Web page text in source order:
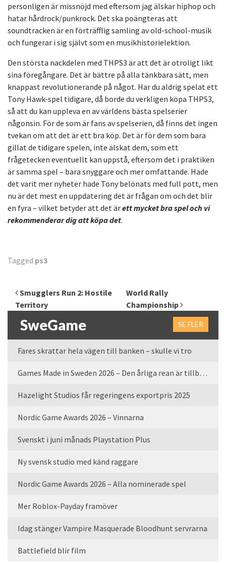
personligen är missnöjd med eftersom jag älskar hiphop och
hatar hårdrock/punkrock. Det ska poängteras att
soundtracken är en förträfflig samling av old-school-musik
och fungerar i sig självt som en musikhistorielektion.
Den största nackdelen med THPS3 är att det är otroligt likt
sina föregångare. Det är bättre på alla tänkbara sätt, men
knappast revolutionerande på något. Har du aldrig spelat ett
Tony Hawk-spel tidigare, då borde du verkligen köpa THPS3,
så att du kan uppleva en av världens bästa spelserier
någonsin. För de som är fans av spelserien, då finns det ingen
tvekan om att det är ett bra köp. Det är för dem som bara
gillat de tidigare spelen, inte älskat dem, som ett
frågetecken eventuellt kan uppstå, eftersom det i praktiken
är samma spel – bara snyggare och mer omfattande. Hade
det varit mer nyheter hade Tony belönats med full pott, men
nu är det mest en uppdatering det är frågan om och det blir
en fyra – vilket betyder att det ärett mycket bra spel och vi
rekommenderar dig att köpa det.
Tagged ps3
Inläggsnavigering
Smugglers Run 2: Hostile
Territory
World Rally
Championship
SweGame SE FLER
Fares skrattar hela vägen till banken – skulle vi tro
Games Made in Sweden 2026 – Den årliga rean är tillbaka
Hazelight Studios får regeringens exportpris 2025
Nordic Game Awards 2026 – Vinnarna
Svenskt i juni månads Playstation Plus
Ny svensk studio med känd raggare
Nordic Game Awards 2026 – Alla nominerade spel
Mer Roblox-Payday framöver
Idag stänger Vampire Masquerade Bloodhunt servrarna
Battlefield blir film